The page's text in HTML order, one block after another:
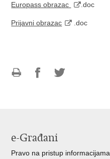
Europass obrazac .doc
Prijavni obrazac .doc
e-Građani
Pravo na pristup informacijama